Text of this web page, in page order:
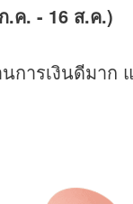
.ค. - 16 ส.ค.)
การเงินดีมาก